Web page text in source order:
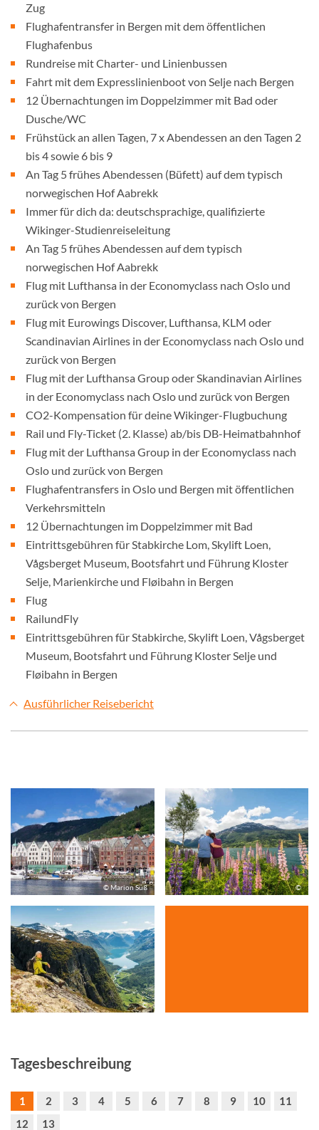
Zug
Flughafentransfer in Bergen mit dem öffentlichen
Flughafenbus
Rundreise mit Charter- und Linienbussen
Fahrt mit dem Expresslinienboot von Selje nach Bergen
12 Übernachtungen im Doppelzimmer mit Bad oder
Dusche/WC
Frühstück an allen Tagen, 7 x Abendessen an den Tagen 2
bis 4 sowie 6 bis 9
An Tag 5 frühes Abendessen (Büfett) auf dem typisch
norwegischen Hof Aabrekk
Immer für dich da: deutschsprachige, qualifizierte
Wikinger-Studienreiseleitung
An Tag 5 frühes Abendessen auf dem typisch
norwegischen Hof Aabrekk
Flug mit Lufthansa in der Economyclass nach Oslo und
zurück von Bergen
Flug mit Eurowings Discover, Lufthansa, KLM oder
Scandinavian Airlines in der Economyclass nach Oslo und
zurück von Bergen
Flug mit der Lufthansa Group oder Skandinavian Airlines
in der Economyclass nach Oslo und zurück von Bergen
CO2-Kompensation für deine Wikinger-Flugbuchung
Rail und Fly-Ticket (2. Klasse) ab/bis DB-Heimatbahnhof
Flug mit der Lufthansa Group in der Economyclass nach
Oslo und zurück von Bergen
Flughafentransfers in Oslo und Bergen mit öffentlichen
Verkehrsmitteln
12 Übernachtungen im Doppelzimmer mit Bad
Eintrittsgebühren für Stabkirche Lom, Skylift Loen,
Vågsberget Museum, Bootsfahrt und Führung Kloster
Selje, Marienkirche und Fløibahn in Bergen
Flug
RailundFly
Eintrittsgebühren für Stabkirche, Skylift Loen, Vågsberget
Museum, Bootsfahrt und Führung Kloster Selje und
Fløibahn in Bergen
Ausführlicher Reisebericht
© Marion Süß ©
©
Tagesbeschreibung
1 2 3 4 5 6 7 8 9 10
11
12
13